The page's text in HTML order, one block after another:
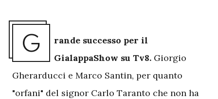
G
rande successo per il
GialappaShow su Tv8. Giorgio
Gherarducci e Marco Santin, per quanto
"orfani" del signor Carlo Taranto che non ha